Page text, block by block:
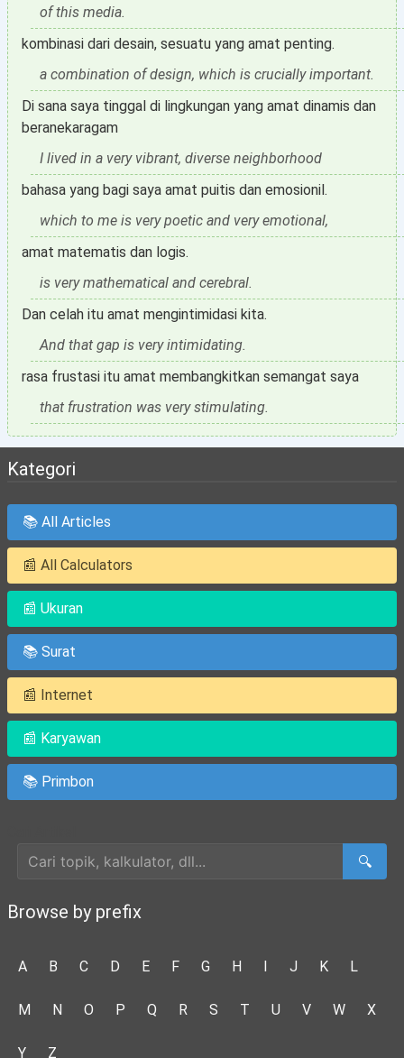
of this media.
kombinasi dari desain, sesuatu yang amat penting.
a combination of design, which is crucially important.
Di sana saya tinggal di lingkungan yang amat dinamis dan
beranekaragam
I lived in a very vibrant, diverse neighborhood
bahasa yang bagi saya amat puitis dan emosionil.
which to me is very poetic and very emotional,
amat matematis dan logis.
is very mathematical and cerebral.
Dan celah itu amat mengintimidasi kita.
And that gap is very intimidating.
rasa frustasi itu amat membangkitkan semangat saya
that frustration was very stimulating.
Kategori
📚 All Articles
📰 All Calculators
📰 Ukuran
📚 Surat
📰 Internet
📰 Karyawan
📚 Primbon
🔍
Browse by prefix
A B C D E F G H I J K L
M N O P Q R S T U V W X
Y Z